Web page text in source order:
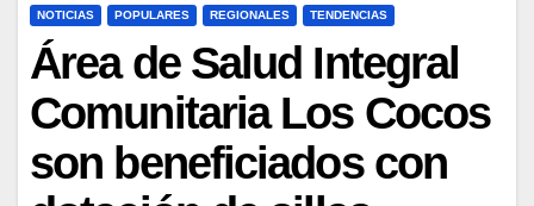
NOTICIAS POPULARES REGIONALES TENDENCIAS
Área de Salud Integral
Comunitaria Los Cocos
son beneficiados con